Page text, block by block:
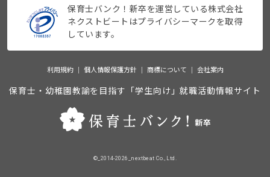
保育士バンク！新卒を運営している株式会社
ネクストビートはプライバシーマークを取得
しています。
利用規約 個人情報保護方針 商標について 会社案内
保育士・幼稚園教諭を目指す「学生向け」就職活動情報サイト
©_2014-2026_nextbeat Co., Ltd.